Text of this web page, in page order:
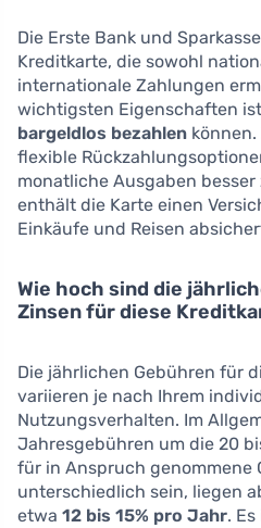
Die Erste Bank und
Kreditkarte, die sowohl
internationale Zahlungen
wichtigsten Eigenschaften
bargeldlos bezahlen
flexible
monatliche Ausgaben
enthält die Karte einen
Einkäufe und Reisen
Wie hoch sind die
Zinsen für diese
Die jährlichen Gebühren für
variieren je nach Ihrem
Nutzungsverhalten. Im
Jahresgebühren um die 20
für in Anspruch genommene
unterschiedlich sein, liegen
etwa 12 bis 15% pro Jahr.